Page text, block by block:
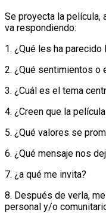
Se proyecta la película,
va respondiendo:
1. ¿Qué les ha parecido
2. ¿Qué sentimientos o
3. ¿Cuál es el tema
4. ¿Creen que la
5. ¿Qué valores se
6. ¿Qué mensaje nos
7. ¿a qué me invita?
8. Después de verla,
personal y/o